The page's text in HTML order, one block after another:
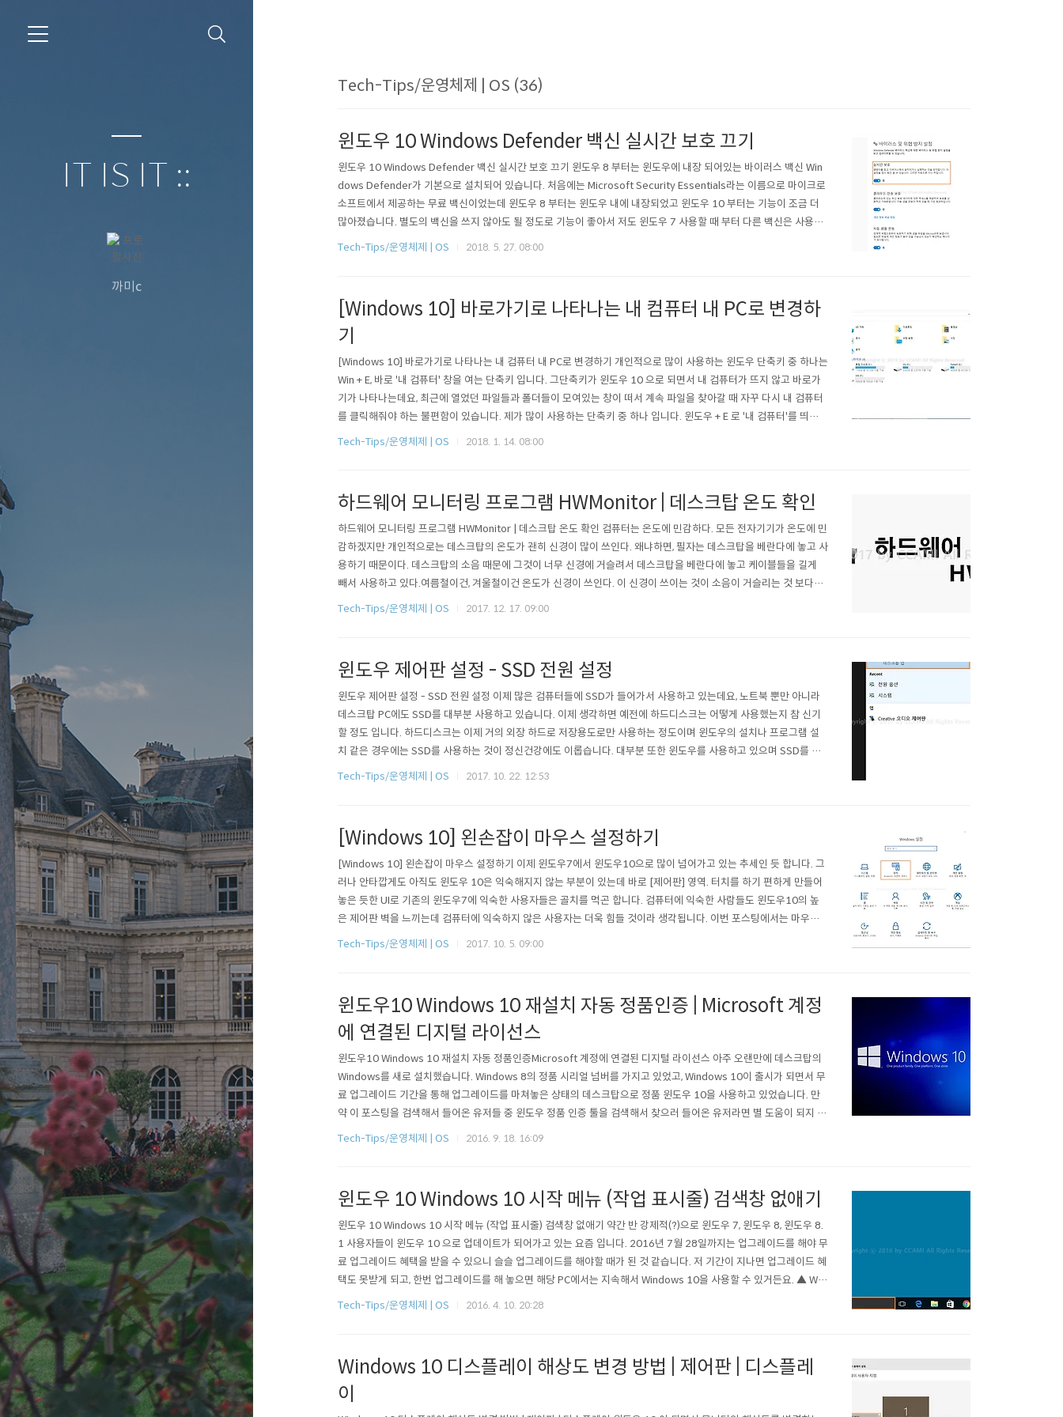
IT IS IT ::
까미c
Tech-Tips/운영체제 | OS (36)
윈도우 10 Windows Defender 백신 실시간 보호 끄기
윈도우 10 Windows Defender 백신 실시간 보호 끄기 윈도우 8 부터는 윈도우에 내장 되어있는 바이러스 백신 Win
dows Defender가 기본으로 설치되어 있습니다. 처음에는 Microsoft Security Essentials라는 이름으로 마이크로
소프트에서 제공하는 무료 백신이었는데 윈도우 8 부터는 윈도우 내에 내장되었고 윈도우 10 부터는 기능이 조금 더
많아졌습니다. 별도의 백신을 쓰지 않아도 될 정도로 기능이 좋아서 저도 윈도우 7 사용할 때 부터 다른 백신은 사용하
지 않고 마이크로소프트의 Security Essentials를 사용했는데요, 국내 백신인 알약, V3처럼 디테일한 설정은 하기가
Tech-Tips/운영체제 | OS 2018. 5. 27. 08:00
[Windows 10] 바로가기로 나타나는 내 컴퓨터 내 PC로 변경하
기
[Windows 10] 바로가기로 나타나는 내 컴퓨터 내 PC로 변경하기 개인적으로 많이 사용하는 윈도우 단축키 중 하나는
Win + E, 바로 '내 컴퓨터' 창을 여는 단축키 입니다. 그단축키가 윈도우 10 으로 되면서 내 컴퓨터가 뜨지 않고 바로가
기가 나타나는데요, 최근에 열었던 파일들과 폴더들이 모여있는 창이 떠서 계속 파일을 찾아갈 때 자꾸 다시 내 컴퓨터
를 클릭해줘야 하는 불편함이 있습니다. 제가 많이 사용하는 단축키 중 하나 입니다. 윈도우 + E 로 '내 컴퓨터'를 띄우는
키 입니다. 윈도우 10이 되면서는 내 PC가 되었네요. 이렇게, '바로가기'가 떠서 최근 사용한 파일이 나타납니다. 저는
Tech-Tips/운영체제 | OS 2018. 1. 14. 08:00
하드웨어 모니터링 프로그램 HWMonitor | 데스크탑 온도 확인
하드웨어 모니터링 프로그램 HWMonitor | 데스크탑 온도 확인 컴퓨터는 온도에 민감하다. 모든 전자기기가 온도에 민
감하겠지만 개인적으로는 데스크탑의 온도가 괜히 신경이 많이 쓰인다. 왜냐하면, 필자는 데스크탑을 베란다에 놓고 사
용하기 때문이다. 데스크탑의 소음 때문에 그것이 너무 신경에 거슬려서 데스크탑을 베란다에 놓고 케이블들을 길게
빼서 사용하고 있다.여름철이건, 겨울철이건 온도가 신경이 쓰인다. 이 신경이 쓰이는 것이 소음이 거슬리는 것 보다는
훨씬 낫다. 생각보다 컴퓨터가 춥고 더운걸 잘 버틴다. 이렇게 베란다에 놓고 사용한지 5년이 넘었다. 걱정과 우려를 많
Tech-Tips/운영체제 | OS 2017. 12. 17. 09:00
윈도우 제어판 설정 - SSD 전원 설정
윈도우 제어판 설정 - SSD 전원 설정 이제 많은 컴퓨터들에 SSD가 들어가서 사용하고 있는데요, 노트북 뿐만 아니라
데스크탑 PC에도 SSD를 대부분 사용하고 있습니다. 이제 생각하면 예전에 하드디스크는 어떻게 사용했는지 참 신기
할 정도 입니다. 하드디스크는 이제 거의 외장 하드로 저장용도로만 사용하는 정도이며 윈도우의 설치나 프로그램 설
치 같은 경우에는 SSD를 사용하는 것이 정신건강에도 이롭습니다. 대부분 또한 윈도우를 사용하고 있으며 SSD를 위
하여 약간의 설정을 바꿔줘야 하는 부분이 있습니다. 바로 SSD의 전원 설정 인데요, 이 설정은 과거 하드디스크를 사용
Tech-Tips/운영체제 | OS 2017. 10. 22. 12:53
[Windows 10] 왼손잡이 마우스 설정하기
[Windows 10] 왼손잡이 마우스 설정하기 이제 윈도우7에서 윈도우10으로 많이 넘어가고 있는 추세인 듯 합니다. 그
러나 안타깝게도 아직도 윈도우 10은 익숙해지지 않는 부분이 있는데 바로 [제어판] 영역. 터치를 하기 편하게 만들어
놓은 듯한 UI로 기존의 윈도우7에 익숙한 사용자들은 골치를 먹곤 합니다. 컴퓨터에 익숙한 사람들도 윈도우10의 높
은 제어판 벽을 느끼는데 컴퓨터에 익숙하지 않은 사용자는 더욱 힘들 것이라 생각됩니다. 이번 포스팅에서는 마우스
를 왼손으로 사용하는 사람들을 위한 설정 입니다. 마우스를 왼손으로 사용하는 것은 꼭 왼손잡이 뿐만이 아니라, 요즘
Tech-Tips/운영체제 | OS 2017. 10. 5. 09:00
윈도우10 Windows 10 재설치 자동 정품인증 | Microsoft 계정
에 연결된 디지털 라이선스
윈도우10 Windows 10 재설치 자동 정품인증Microsoft 계정에 연결된 디지털 라이선스 아주 오랜만에 데스크탑의
Windows를 새로 설치했습니다. Windows 8의 정품 시리얼 넘버를 가지고 있었고, Windows 10이 출시가 되면서 무
료 업그레이드 기간을 통해 업그레이드를 마쳐놓은 상태의 데스크탑으로 정품 윈도우 10을 사용하고 있었습니다. 만
약 이 포스팅을 검색해서 들어온 유저들 중 윈도우 정품 인증 툴을 검색해서 찾으러 들어온 유저라면 별 도움이 되지 않
을 것 입니다. 소중한 시간을 위해서 바로 뒤로가기를 누르는 것이 나은 것을 미리 말해놓는 것이 나을 것 같네요. 윈도
Tech-Tips/운영체제 | OS 2016. 9. 18. 16:09
윈도우 10 Windows 10 시작 메뉴 (작업 표시줄) 검색창 없애기
윈도우 10 Windows 10 시작 메뉴 (작업 표시줄) 검색창 없애기 약간 반 강제적(?)으로 윈도우 7, 윈도우 8, 윈도우 8.
1 사용자들이 윈도우 10 으로 업데이트가 되어가고 있는 요즘 입니다. 2016년 7월 28일까지는 업그레이드를 해야 무
료 업그레이드 혜택을 받을 수 있으니 슬슬 업그레이드를 해야할 때가 된 것 같습니다. 저 기간이 지나면 업그레이드 혜
택도 못받게 되고, 한번 업그레이드를 해 놓으면 해당 PC에서는 지속해서 Windows 10을 사용할 수 있거든요. ▲ Win
dows 10 으로 업그레이드가 된 후에 개인적으로 가장 거슬렸던 것 중 하나가 작업 표시줄에 있는 검색창 이었습니다.
Tech-Tips/운영체제 | OS 2016. 4. 10. 20:28
Windows 10 디스플레이 해상도 변경 방법 | 제어판 | 디스플레
이